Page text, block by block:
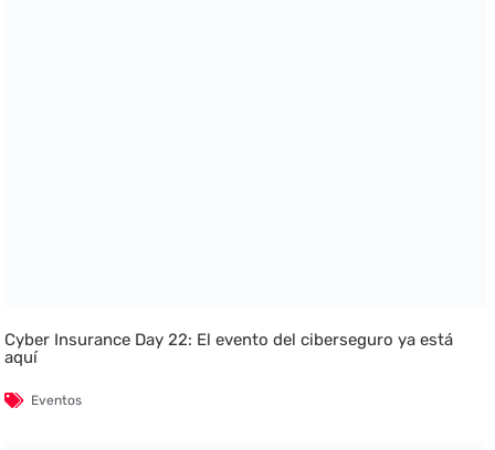
Cyber Insurance Day 22: El evento del ciberseguro ya está
aquí
Eventos